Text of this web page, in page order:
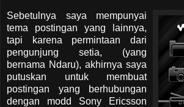
Sebetulnya saya mempunyai
tema postingan yang lainnya,
tapi karena permintaan dari
pengunjung setia, (yang
bernama Ndaru), akhirnya saya
putuskan untuk membuat
postingan yang berhubungan
dengan modd Sony Ericsson